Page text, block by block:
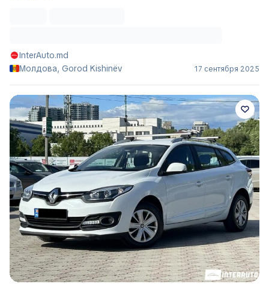
InterAuto.md
Молдова, Gorod Kishinëv
17 сентября 2025